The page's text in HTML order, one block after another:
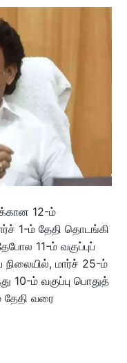
12-ம்
1-ம் தேதி தொடங்கி
11-ம் வகுப்புப்
மார்ச் 25-ம்
10-ம் வகுப்பு பொதுத்
தேதி வரை